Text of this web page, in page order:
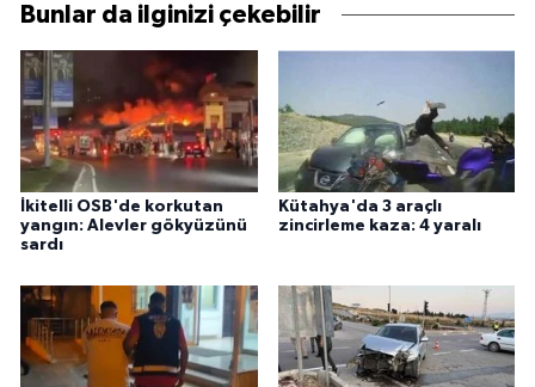
Bunlar da ilginizi çekebilir
İkitelli OSB'de korkutan
yangın: Alevler gökyüzünü
sardı
Kütahya'da 3 araçlı
zincirleme kaza: 4 yaralı